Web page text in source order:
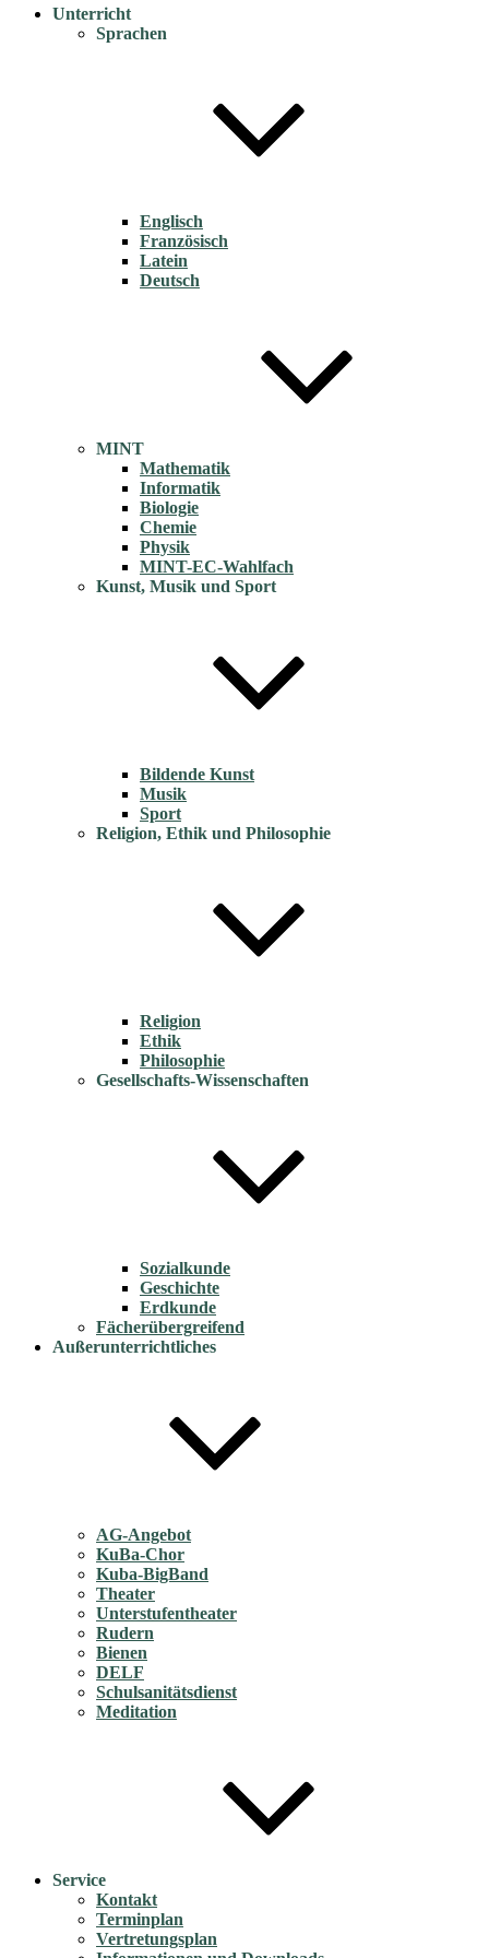
Unterricht
Sprachen
Englisch
Französisch
Latein
Deutsch
MINT
Mathematik
Informatik
Biologie
Chemie
Physik
MINT-EC-Wahlfach
Kunst, Musik und Sport
Bildende Kunst
Musik
Sport
Religion, Ethik und Philosophie
Religion
Ethik
Philosophie
Gesellschafts-Wissenschaften
Sozialkunde
Geschichte
Erdkunde
Fächerübergreifend
Außerunterrichtliches
AG-Angebot
KuBa-Chor
Kuba-BigBand
Theater
Unterstufentheater
Rudern
Bienen
DELF
Schulsanitätsdienst
Meditation
Service
Kontakt
Terminplan
Vertretungsplan